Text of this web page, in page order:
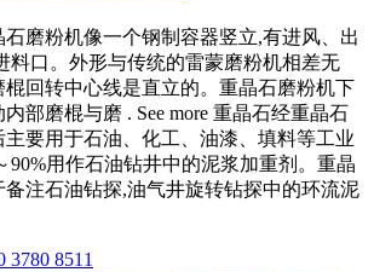
石磨粉机像一个钢制容器竖立,有进风、出
料口。外形与传统的雷蒙磨粉机相差无
棍回转中心线是直立的。重晶石磨粉机下
部磨棍与磨 . See more 重晶石经重晶石
主要用于石油、化工、油漆、填料等工业
90%用作石油钻井中的泥浆加重剂。重晶
备注石油钻探,油气井旋转钻探中的环流泥
3780 8511